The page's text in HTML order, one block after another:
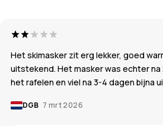
Het skimasker zit erg lekker, goed
uitstekend. Het masker was echter na
het rafelen en viel na 3-4 dagen bijna
DGB 7 mrt 2026